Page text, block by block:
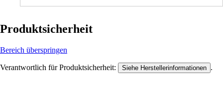
Produktsicherheit
Bereich überspringen
Verantwortlich für Produktsicherheit: Siehe Herstellerinformationen .